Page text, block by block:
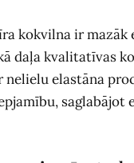
kokvilna ir mazāk
daļa kvalitatīvas
nelielu elastāna
saglabājot